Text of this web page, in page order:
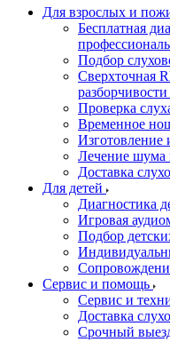
Для взрослых и
Бесплатная
Подбор
Сверхточная
Проверка
Временное
Лечение шума
Доставка
Для детей
Диагностика
Игровая
Подбор
Сервис и помощь
Сервис и
Доставка
Срочный